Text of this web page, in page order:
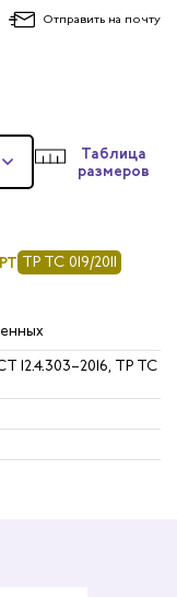
Таблица
размеров
ТР ТС 019/2011
12.4.303–2016, ТР ТС
Отправить на почту